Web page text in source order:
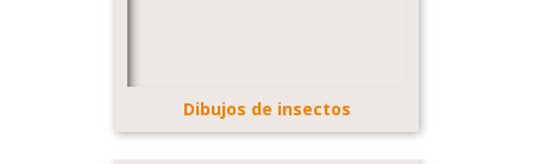
Dibujos de insectos